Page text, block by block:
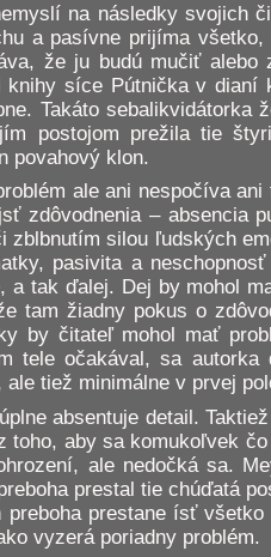
na následky svojich
a pasívne prijíma
že ju budú mučiť
knihy síce Pútnička v dianí
Takáto sebalikvidátorka
postojom prežila tie
povahový klon.
ale ani nespočíva
zdôvodnenia – absencia
zblbnutím silou ľudských
pasivita a
a tak ďalej. Dej by mohol
tam žiadny pokus o
by čitateľ mohol mať
tele očakával, sa
ale tiež minimálne v prvej
absentuje detail.
toho, aby sa komukoľvek
ale nedočká sa.
prestal tie chúďatá
prestane ísť
vyzerá poriadny problém.